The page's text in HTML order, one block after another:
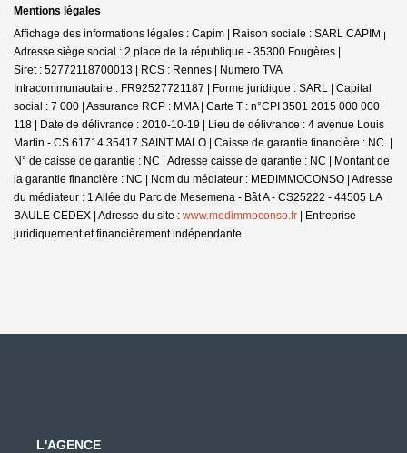
Mentions légales
Affichage des informations légales : Capim | Raison sociale : SARL CAPIM |
Adresse siège social : 2 place de la république - 35300 Fougères |
Siret : 52772118700013 | RCS : Rennes | Numero TVA
Intracommunautaire : FR92527721187 | Forme juridique : SARL | Capital
social : 7 000 | Assurance RCP : MMA | Carte T : n°CPI 3501 2015 000 000
118 | Date de délivrance : 2010-10-19 | Lieu de délivrance : 4 avenue Louis
Martin - CS 61714 35417 SAINT MALO | Caisse de garantie financière : NC. |
N° de caisse de garantie : NC | Adresse caisse de garantie : NC | Montant de
la garantie financière : NC | Nom du médiateur : MEDIMMOCONSO | Adresse
du médiateur : 1 Allée du Parc de Mesemena - Bât A - CS25222 - 44505 LA
BAULE CEDEX | Adresse du site : www.medimmoconso.fr | Entreprise
juridiquement et financièrement indépendante
L'AGENCE